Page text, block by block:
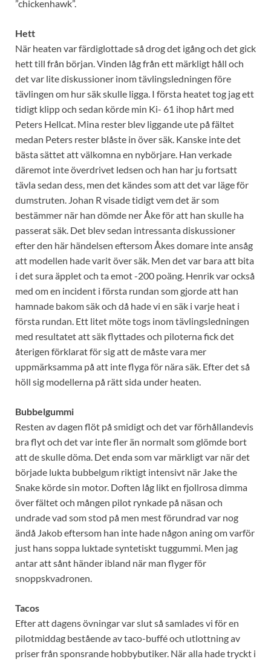
”chickenhawk”.
Hett
När heaten var färdiglottade så drog det igång och det gick
hett till från början. Vinden låg från ett märkligt håll och
det var lite diskussioner inom tävlingsledningen före
tävlingen om hur säk skulle ligga. I första heatet tog jag ett
tidigt klipp och sedan körde min Ki- 61 ihop hårt med
Peters Hellcat. Mina rester blev liggande ute på fältet
medan Peters rester blåste in över säk. Kanske inte det
bästa sättet att välkomna en nybörjare. Han verkade
däremot inte överdrivet ledsen och han har ju fortsatt
tävla sedan dess, men det kändes som att det var läge för
dumstruten. Johan R visade tidigt vem det är som
bestämmer när han dömde ner Åke för att han skulle ha
passerat säk. Det blev sedan intressanta diskussioner
efter den här händelsen eftersom Åkes domare inte ansåg
att modellen hade varit över säk. Men det var bara att bita
i det sura äpplet och ta emot -200 poäng. Henrik var också
med om en incident i första rundan som gjorde att han
hamnade bakom säk och då hade vi en säk i varje heat i
första rundan. Ett litet möte togs inom tävlingsledningen
med resultatet att säk flyttades och piloterna fick det
återigen förklarat för sig att de måste vara mer
uppmärksamma på att inte flyga för nära säk. Efter det så
höll sig modellerna på rätt sida under heaten.
Bubbelgummi
Resten av dagen flöt på smidigt och det var förhållandevis
bra flyt och det var inte fler än normalt som glömde bort
att de skulle döma. Det enda som var märkligt var när det
började lukta bubbelgum riktigt intensivt när Jake the
Snake körde sin motor. Doften låg likt en fjollrosa dimma
över fältet och mången pilot rynkade på näsan och
undrade vad som stod på men mest förundrad var nog
ändå Jakob eftersom han inte hade någon aning om varför
just hans soppa luktade syntetiskt tuggummi. Men jag
antar att sånt händer ibland när man flyger för
snoppskvadronen.
Tacos
Efter att dagens övningar var slut så samlades vi för en
pilotmiddag bestående av taco-buffé och utlottning av
priser från sponsrande hobbybutiker. När alla hade tryckt i